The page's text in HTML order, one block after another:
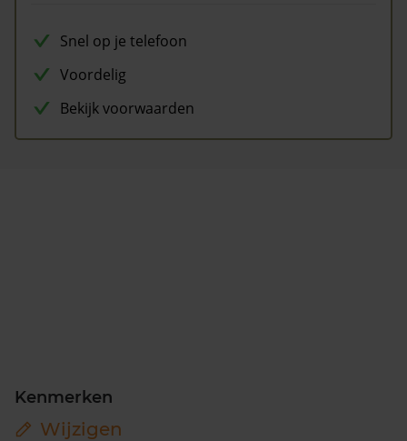
Snel op je telefoon
Voordelig
Bekijk voorwaarden
Kenmerken
Wijzigen